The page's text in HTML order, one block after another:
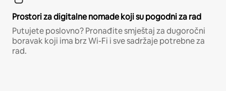
Prostori za digitalne nomade koji su pogodni za rad
Putujete poslovno? Pronađite smještaj za dugoročni
boravak koji ima brz Wi-Fi i sve sadržaje potrebne za
rad.